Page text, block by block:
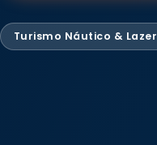
Turismo Náutico & Lazer